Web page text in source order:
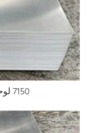
7150 لوحة الألومنيوم الفضاء